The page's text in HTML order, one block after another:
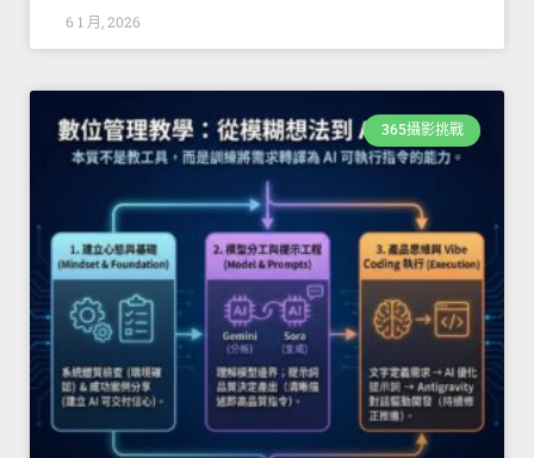
6 1 月, 2026
365攝影挑戰